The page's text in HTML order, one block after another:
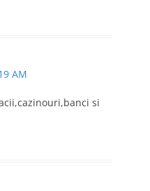
AM
si